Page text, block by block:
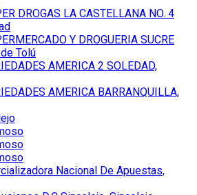
DROGAS LA CASTELLANA NO. 4
Y DROGUERIA SUCRE
Tolú
AMERICA 2 SOLEDAD,
AMERICA BARRANQUILLA,
Nacional De Apuestas,